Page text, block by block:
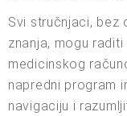
Svi stručnjaci, bez
znanja, mogu
medicinskog
napredni program
navigaciju i